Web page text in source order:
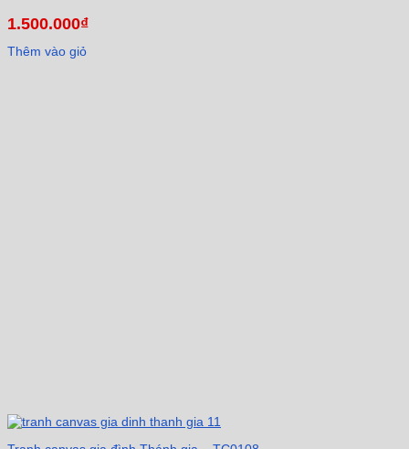
1.500.000₫
Thêm vào giỏ